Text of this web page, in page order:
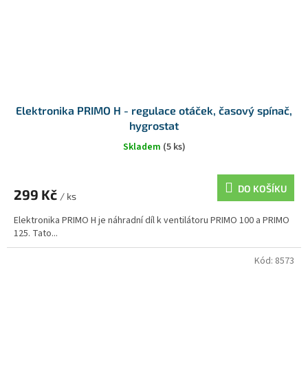
Elektronika PRIMO H - regulace otáček, časový spínač,
hygrostat
Skladem (5 ks)
299 Kč / ks
DO KOŠÍKU
Elektronika PRIMO H je náhradní díl k ventilátoru PRIMO 100 a PRIMO
125. Tato...
Kód: 8573